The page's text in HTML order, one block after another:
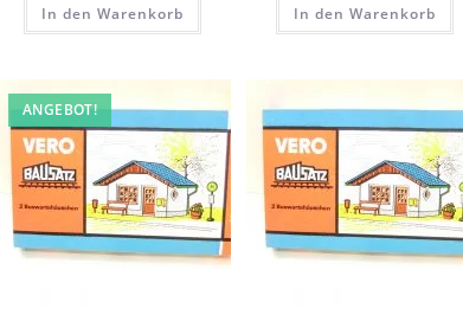
In den Warenkorb In den Warenkorb
ANGEBOT!